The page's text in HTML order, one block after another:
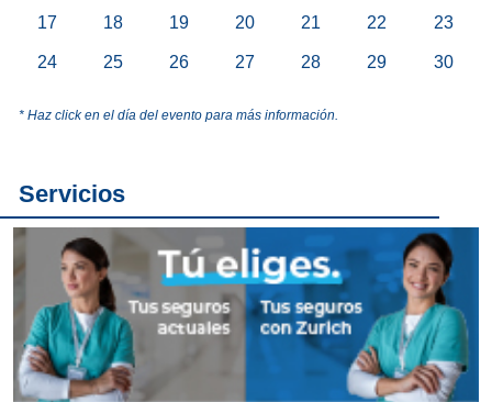
17 18 19 20 21 22 23
24 25 26 27 28 29 30
* Haz click en el día del evento para más información.
Servicios